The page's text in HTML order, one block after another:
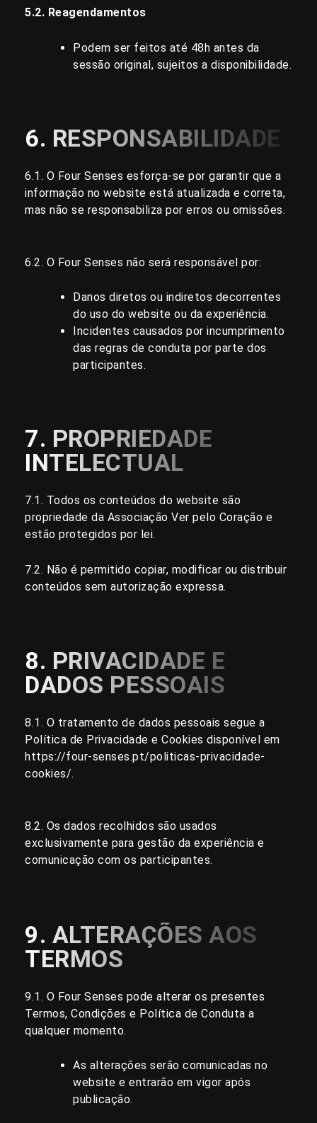
5.2. Reagendamentos
Podem ser feitos até 48h antes da
sessão original, sujeitos a disponibilidade.
6. RESPONSABILIDADE
6.1. O Four Senses esforça-se por garantir que a
informação no website está atualizada e correta,
mas não se responsabiliza por erros ou omissões.
6.2. O Four Senses não será responsável por:
Danos diretos ou indiretos decorrentes
do uso do website ou da experiência.
Incidentes causados por incumprimento
das regras de conduta por parte dos
participantes.
7. PROPRIEDADE
INTELECTUAL
7.1. Todos os conteúdos do website são
propriedade da Associação Ver pelo Coração e
estão protegidos por lei.
7.2. Não é permitido copiar, modificar ou distribuir
conteúdos sem autorização expressa.
8. PRIVACIDADE E
DADOS PESSOAIS
8.1. O tratamento de dados pessoais segue a
Política de Privacidade e Cookies disponível em
https://four-senses.pt/politicas-privacidade-
cookies/.
8.2. Os dados recolhidos são usados
exclusivamente para gestão da experiência e
comunicação com os participantes.
9. ALTERAÇÕES AOS
TERMOS
9.1. O Four Senses pode alterar os presentes
Termos, Condições e Política de Conduta a
qualquer momento.
As alterações serão comunicadas no
website e entrarão em vigor após
publicação.